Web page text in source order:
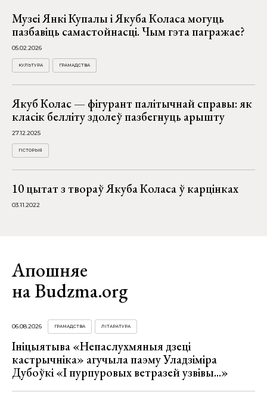
Музеі Янкі Купалы і Якуба Коласа могуць
пазбавіць самастойнасці. Чым гэта пагражае?
05.02.2026
КУЛЬТУРА ГРАМАДСТВА
Якуб Колас — фігурант палітычнай справы: як
класік белліту здолеў пазбегнуць арышту
27.12.2025
ГІСТОРЫЯ
10 цытат з твораў Якуба Коласа ў карцінках
03.11.2022
Апошняе
на Budzma.org
06.08.2026 ГРАМАДСТВА ЛІТАРАТУРА
Ініцыятыва «Непаслухмяныя дзеці
кастрычніка» агучыла паэму Уладзіміра
Дубоўкі «І пурпуровых ветразей узвівы...»